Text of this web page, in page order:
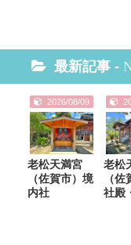
最新記事 -
2026/08/09
老松天満宮
（佐賀市）境
内社
老松
（
社殿